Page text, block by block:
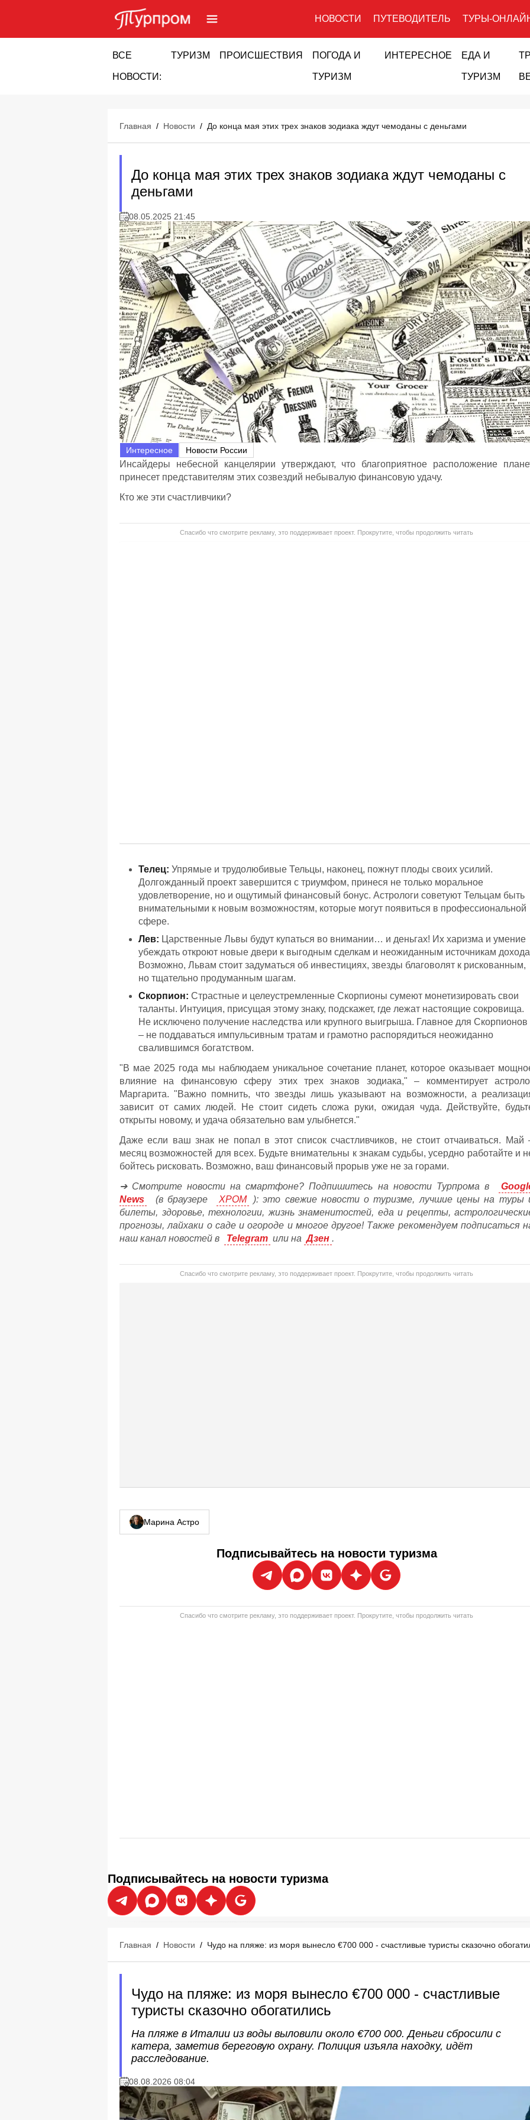
НОВОСТИ ПУТЕВОДИТЕЛЬ ТУРЫ-
ВСЕ
НОВОСТИ:
ТУРИЗМ ПРОИСШЕСТВИЯ ПОГОДА И
ТУРИЗМ
ИНТЕРЕСНОЕ ЕДА И
ТУРИЗМ
Главная / Новости / До конца мая этих трех знаков зодиака ждут чемоданы с деньгами
До конца мая этих трех знаков зодиака ждут чемоданы с
деньгами
08.05.2025 21:45
Интересное Новости России
Инсайдеры небесной канцелярии утверждают, что благоприятное расположение
принесет представителям этих созвездий небывалую финансовую удачу.
Кто же эти счастливчики?
Спасибо что смотрите рекламу, это поддерживает проект. Прокрутите, чтобы продолжить читать
Телец: Упрямые и трудолюбивые Тельцы, наконец, пожнут плоды своих усилий.
Долгожданный проект завершится с триумфом, принеся не только моральное
удовлетворение, но и ощутимый финансовый бонус. Астрологи советуют Тельцам быть
внимательными к новым возможностям, которые могут появиться в профессиональной
сфере.
Лев: Царственные Львы будут купаться во внимании… и деньгах! Их харизма и умение
убеждать откроют новые двери к выгодным сделкам и неожиданным источникам
Возможно, Львам стоит задуматься об инвестициях, звезды благоволят к рискованным,
но тщательно продуманным шагам.
Скорпион: Страстные и целеустремленные Скорпионы сумеют монетизировать свои
таланты. Интуиция, присущая этому знаку, подскажет, где лежат настоящие сокровища.
Не исключено получение наследства или крупного выигрыша. Главное для Скорпионов
– не поддаваться импульсивным тратам и грамотно распорядиться неожиданно
свалившимся богатством.
"В мае 2025 года мы наблюдаем уникальное сочетание планет, которое оказывает
влияние на финансовую сферу этих трех знаков зодиака," – комментирует
Маргарита. "Важно помнить, что звезды лишь указывают на возможности, а
зависит от самих людей. Не стоит сидеть сложа руки, ожидая чуда. Действуйте,
открыты новому, и удача обязательно вам улыбнется."
Даже если ваш знак не попал в этот список счастливчиков, не стоит отчаиваться. Май
месяц возможностей для всех. Будьте внимательны к знакам судьбы, усердно работайте и
бойтесь рисковать. Возможно, ваш финансовый прорыв уже не за горами.
➔ Смотрите новости на смартфоне? Подпишитесь на новости Турпрома в
News
(в браузере ХРОМ
): это свежие новости о туризме, лучшие цены на туры
билеты, здоровье, технологии, жизнь знаменитостей, еда и рецепты,
прогнозы, лайхаки о саде и огороде и многое другое! Также рекомендуем подписаться
наш канал новостей в
Telegram или на Дзен .
Спасибо что смотрите рекламу, это поддерживает проект. Прокрутите, чтобы продолжить читать
Марина Астро
Подписывайтесь на новости туризма
Спасибо что смотрите рекламу, это поддерживает проект. Прокрутите, чтобы продолжить читать
Подписывайтесь на новости туризма
Главная / Новости / Чудо на пляже: из моря вынесло €700 000 - счастливые туристы сказочно
Чудо на пляже: из моря вынесло €700 000 - счастливые
туристы сказочно обогатились
На пляже в Италии из воды выловили около €700 000. Деньги сбросили с
катера, заметив береговую охрану. Полиция изъяла находку, идёт
расследование.
08.08.2026 08:04